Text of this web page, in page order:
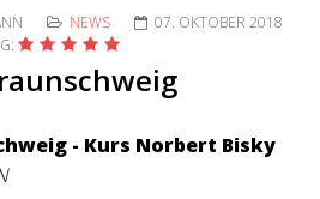
NEWS
07. OKTOBER 2018
- Kurs Norbert Bisky